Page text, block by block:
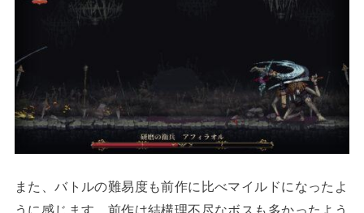
また、バトルの難易度も前作に比べマイルドになったよ
うに感じます。前作は結構理不尽なボスも多かったよう